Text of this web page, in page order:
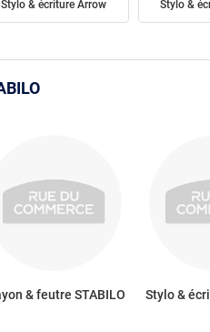
Stylo & écriture Arrow Stylo &
& feutre STABILO Stylo &